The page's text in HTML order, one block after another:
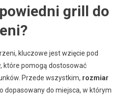
grill do
kluczowe jest wzięcie pod
które pomogą dostosować
Przede wszystkim, rozmiar
dopasowany do miejsca, w którym